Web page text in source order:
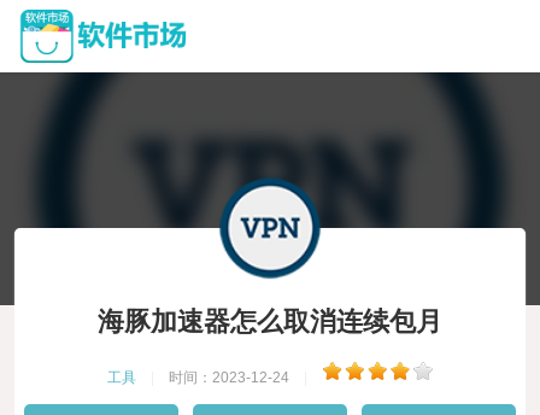
海豚加速器怎么取消连续包月
工具 时间：2023-12-24